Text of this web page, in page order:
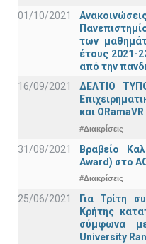
01/10/2021
των
έτους 2021-
από την
16/09/2021
ΔΕΛΤΙΟ
και ORamaVR
#Διακρίσεις
31/08/2021
Βραβείο
Award) στο
#Διακρίσεις
25/06/2021
Για Τρίτη
Κρήτης
σύμφωνα
University